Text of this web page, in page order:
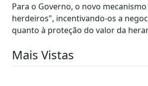
Para o Governo, o novo
herdeiros", incentivando-os a
quanto à proteção do valor da
Mais Vistas